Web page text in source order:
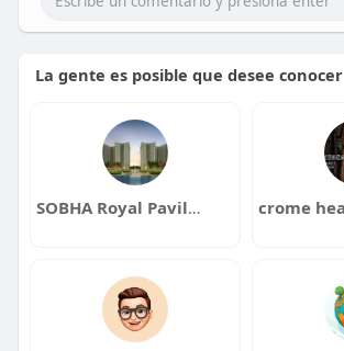
La gente es posible que desee conocer
SOBHA Royal Pavilion Phase 2